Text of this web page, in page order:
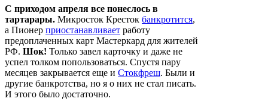
С приходом апреля все понеслось в
тартарары. Микросток Кресток банкротится,
а Пионер приостанавливает работу
предоплаченных карт Мастеркард для жителей
РФ. Шок! Только завел карточку и даже не
успел толком попользоваться. Спустя пару
месяцев закрывается еще и Стокфреш. Были и
другие банкротства, но я о них не стал писать.
И этого было достаточно.